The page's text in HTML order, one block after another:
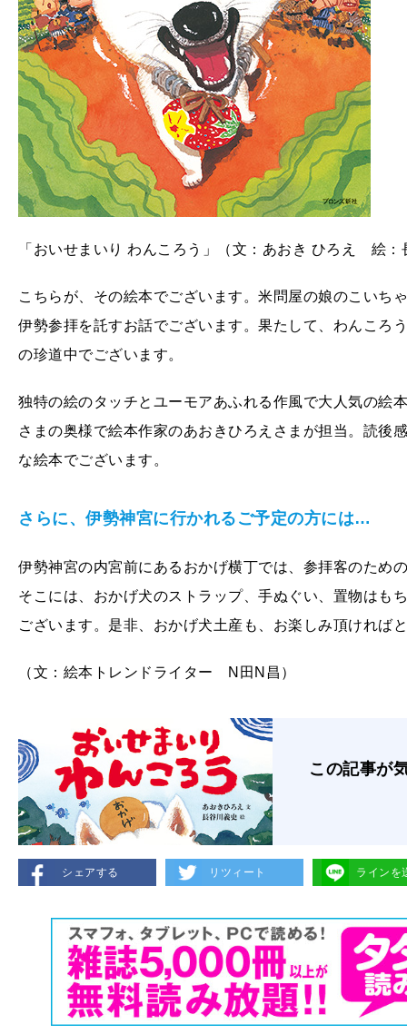
「おいせまいり わんころう」（文：あおき ひろえ 絵
こちらが、その絵本でございます。米問屋の娘のこいち
伊勢参拝を託すお話でございます。果たして、わんこ
の珍道中でございます。
独特の絵のタッチとユーモアあふれる作風で大人気の絵
さまの奥様で絵本作家のあおきひろえさまが担当。読後
な絵本でございます。
さらに、伊勢神宮に行かれるご予定の方には…
伊勢神宮の内宮前にあるおかげ横丁では、参拝客のため
そこには、おかげ犬のストラップ、手ぬぐい、置物はも
ございます。是非、おかげ犬土産も、お楽しみ頂ければ
（文：絵本トレンドライター N田N昌）
この記事が
シェアする リツィート ラインを